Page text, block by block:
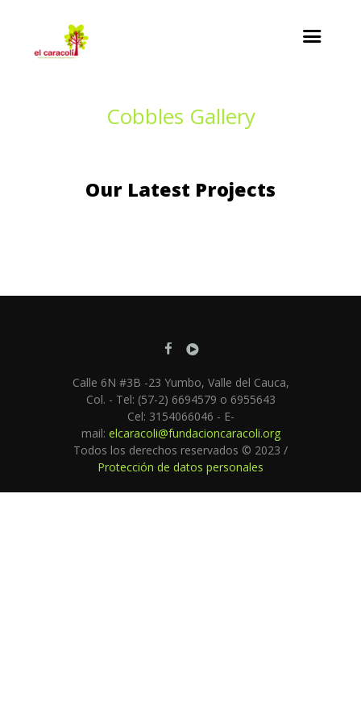
Cobbles Gallery
Our Latest Projects
Calle 6N #3B -23 Yumbo, Valle del Cauca,
Col. - Tel: (57-2) 6694579 o 6955643
Cel: 3154066046 - E-
mail: elcaracoli@fundacioncaracoli.org
Todos los derechos reservados © 2023 /
Protección de datos personales